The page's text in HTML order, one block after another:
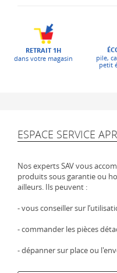
RETRAIT 1H
dans votre magasin
pile,
petit
ESPACE SERVICE
Nos experts SAV vous
produits sous garantie ou
ailleurs. Ils peuvent :
- vous conseiller sur
- commander les pièces
- dépanner sur place ou